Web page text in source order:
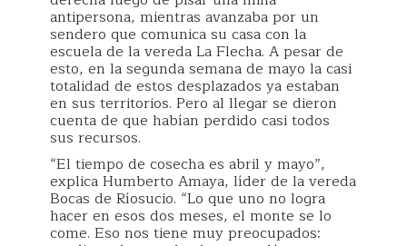
antipersona, mientras avanzaba por un
sendero que comunica su casa con la
escuela de la vereda La Flecha. A pesar de
esto, en la segunda semana de mayo la casi
totalidad de estos desplazados ya estaban
en sus territorios. Pero al llegar se dieron
cuenta de que habían perdido casi todos
sus recursos.
“El tiempo de cosecha es abril y mayo”,
explica Humberto Amaya, líder de la vereda
Bocas de Ríosucio. “Lo que uno no logra
hacer en esos dos meses, el monte se lo
come. Eso nos tiene muy preocupados: